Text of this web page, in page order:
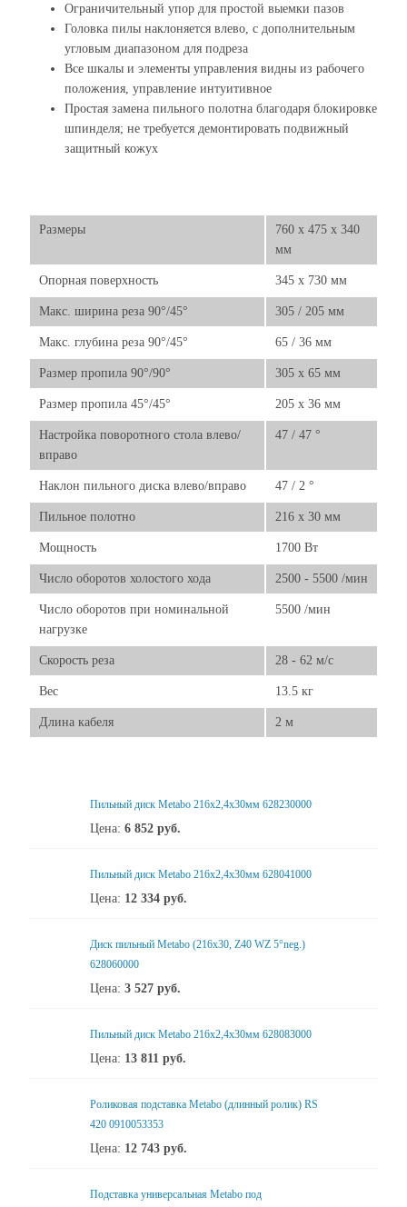
Ограничительный упор для простой выемки пазов
Головка пилы наклоняется влево, с дополнительным
угловым диапазоном для подреза
Все шкалы и элементы управления видны из рабочего
положения, управление интуитивное
Простая замена пильного полотна благодаря блокировке
шпинделя; не требуется демонтировать подвижный
защитный кожух
Размеры
760 x 475 x 340
мм
Опорная поверхность 345 x 730 мм
Макс. ширина реза 90°/45° 305 / 205 мм
Макс. глубина реза 90°/45° 65 / 36 мм
Размер пропила 90°/90° 305 x 65 мм
Размер пропила 45°/45° 205 x 36 мм
Настройка поворотного стола влево/
вправо
47 / 47 °
Наклон пильного диска влево/вправо 47 / 2 °
Пильное полотно 216 x 30 мм
Мощность 1700 Вт
Число оборотов холостого хода 2500 - 5500 /мин
Число оборотов при номинальной
нагрузке
5500 /мин
Скорость реза 28 - 62 м/с
Вес 13.5 кг
Длина кабеля 2 м
Пильный диск Metabo 216x2,4х30мм 628230000
Цена: 6 852 руб.
Пильный диск Metabo 216x2,4х30мм 628041000
Цена: 12 334 руб.
Диск пильный Metabo (216x30, Z40 WZ 5°neg.)
628060000
Цена: 3 527 руб.
Пильный диск Metabo 216x2,4x30мм 628083000
Цена: 13 811 руб.
Роликовая подставка Metabo (длинный ролик) RS
420 0910053353
Цена: 12 743 руб.
Подставка универсальная Metabo под